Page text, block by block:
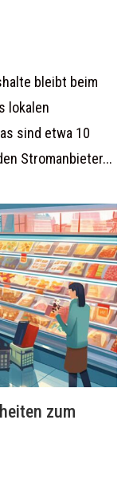
bleibt beim
lokalen
sind etwa 10
Stromanbieter...
zum